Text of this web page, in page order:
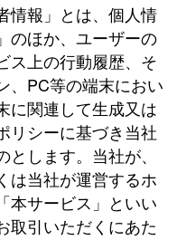
情報」とは、個人情
のほか、ユーザーの
ス上の行動履歴、そ
、PC等の端末におい
に関連して生成又は
リシーに基づき当社
します。当社が、
は当社が運営するホ
本サービス」といい
取引いただくにあた